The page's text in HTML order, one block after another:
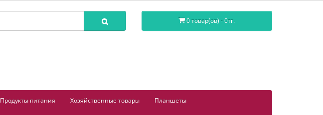
0 товар(ов) - 0тг.
Продукты питания Хозяйственные товары Планшеты